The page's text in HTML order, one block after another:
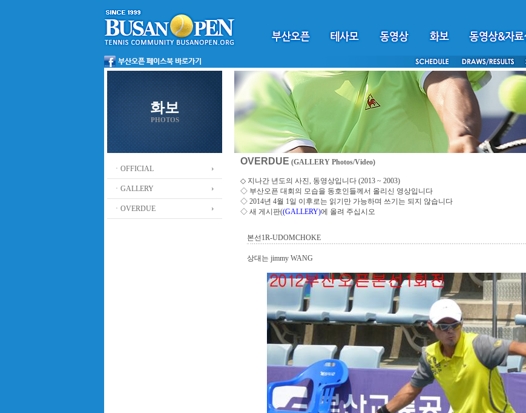
화보
PHOTOS
ㆍOFFICIAL
ㆍGALLERY
ㆍOVERDUE
OVERDUE (GALLERY Photos/Video)
◇ 지나간 년도의 사진, 동영상입니다 (2013 ~ 2003)
◇ 부산오픈 대회의 모습을 동호인들께서 올리신 영상입니다
◇ 2014년 4월 1일 이후로는 읽기만 가능하며 쓰기는 되지 않습니다
◇ 새 게시판((GALLERY)에 올려 주십시오
본선1R-UDOMCHOKE
상대는 jimmy WANG